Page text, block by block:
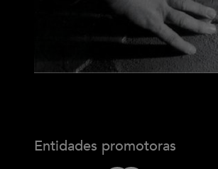
Entidades promotoras